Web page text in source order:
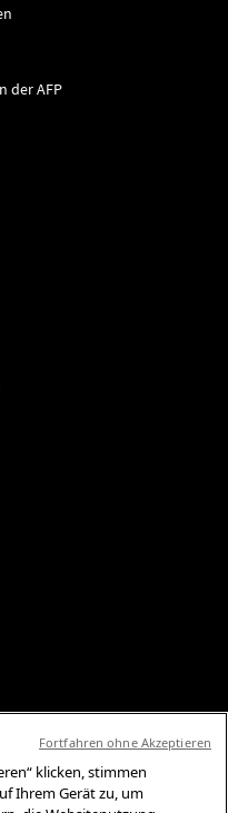
der AFP
klicken, stimmen
Ihrem Gerät zu, um
Fortfahren ohne Akzeptieren